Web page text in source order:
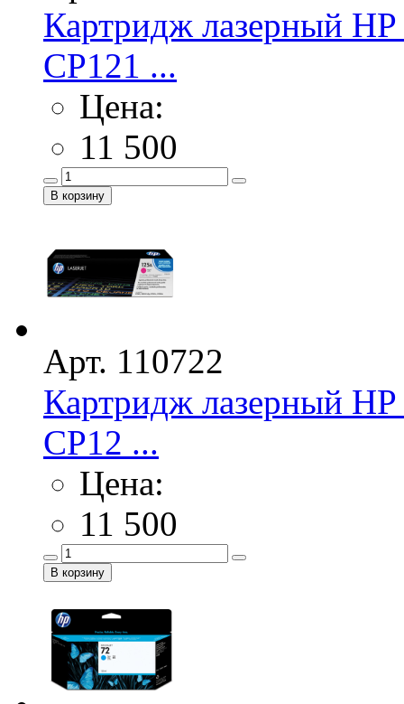
Картридж лазерный
CP121 ...
Цена:
11 500
Арт. 110722
Картридж лазерный
CP12 ...
Цена:
11 500